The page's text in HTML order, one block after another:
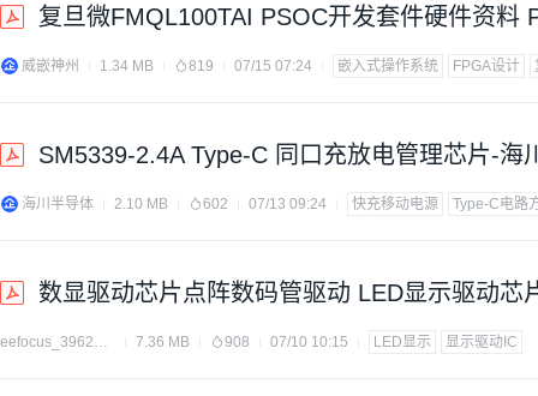
复旦微FMQL100TAI PSOC开发套件硬件资料
威嵌神州 1.34 MB 819 07/15 07:24 嵌入式操作系统 FPGA设计
SM5339-2.4A Type-C 同口充放电管理芯片-海
海川半导体 2.10 MB 602 07/13 09:24 快充移动电源 Type-C电路
数显驱动芯片点阵数码管驱动 LED显示驱动芯
eefocus_3962175 7.36 MB 908 07/10 10:15 LED显示 显示驱动IC